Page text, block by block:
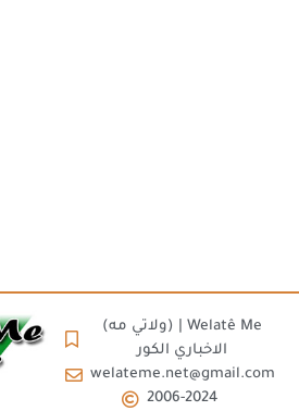
(ولاتي مه) | Welatê Me
الاخباري الكور
welateme.net@gmail.com
2006-2024